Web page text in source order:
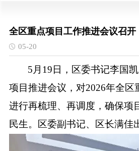
全区重点项目工作推进会议召开
05-20
5月19日，区委书记李国
项目推进会议，对2026年全区
进行再梳理、再调度，确保项
民生。区委副书记、区长满佳